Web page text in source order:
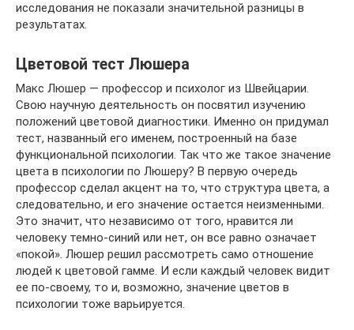
исследования не показали значительной разницы в
результатах.
Цветовой тест Люшера
Макс Люшер — профессор и психолог из Швейцарии.
Свою научную деятельность он посвятил изучению
положений цветовой диагностики. Именно он придумал
тест, названный его именем, построенный на базе
функциональной психологии. Так что же такое значение
цвета в психологии по Люшеру? В первую очередь
профессор сделал акцент на то, что структура цвета, а
следовательно, и его значение остается неизменными.
Это значит, что независимо от того, нравится ли
человеку темно-синий или нет, он все равно означает
«покой». Люшер решил рассмотреть само отношение
людей к цветовой гамме. И если каждый человек видит
ее по-своему, то и, возможно, значение цветов в
психологии тоже варьируется.